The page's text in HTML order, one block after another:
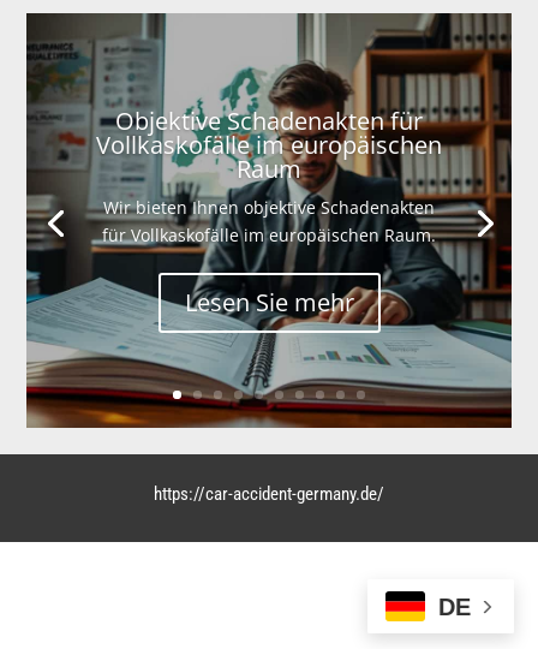
Objektive Schadenakten für
Vollkaskofälle im europäischen
Raum
Wir bieten Ihnen objektive Schadenakten
für Vollkaskofälle im europäischen Raum.
Lesen Sie mehr
https://car-accident-germany.de/
DE